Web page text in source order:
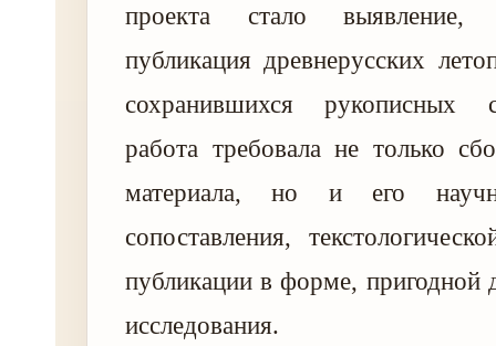
проекта стало выявление,
публикация древнерусских
сохранившихся рукописных
работа требовала не только
материала, но и его
сопоставления,
публикации в форме, пригодной
исследования.